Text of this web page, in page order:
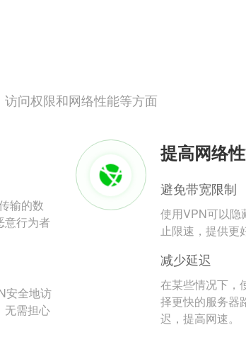
问权限和网络性能等方面
输的数
意行为者
安全地访
无需担心
提高网络
避免带宽限制
使用VPN可以隐
止限速，提供更
减少延迟
在某些情况下，
择更快的服务器
迟，提高网速。